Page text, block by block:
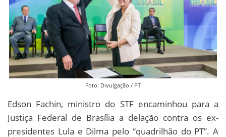
Foto: Divulgação / PT
Edson Fachin, ministro do STF encaminhou para a
Justiça Federal de Brasília a delação contra os ex-
presidentes Lula e Dilma pelo “quadrilhão do PT”. A